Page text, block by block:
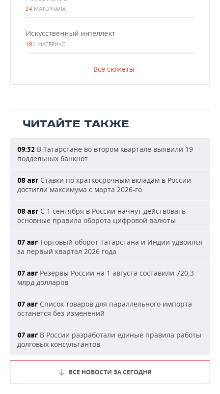
24 МАТЕРИАЛА
Искусственный интеллект
181 МАТЕРИАЛ
Все сюжеты
ЧИТАЙТЕ ТАКЖЕ
09:32 В Татарстане во втором квартале выявили 19
поддельных банкнот
08 авг Ставки по краткосрочным вкладам в России
достигли максимума с марта 2026-го
08 авг С 1 сентября в России начнут действовать
основные правила оборота цифровой валюты
07 авг Торговый оборот Татарстана и Индии удвоился
за первый квартал 2026 года
07 авг Резервы России на 1 августа составили 720,3
млрд долларов
07 авг Список товаров для параллельного импорта
останется без изменений
07 авг В России разработали единые правила работы
долговых консультантов
ВСЕ НОВОСТИ ЗА СЕГОДНЯ